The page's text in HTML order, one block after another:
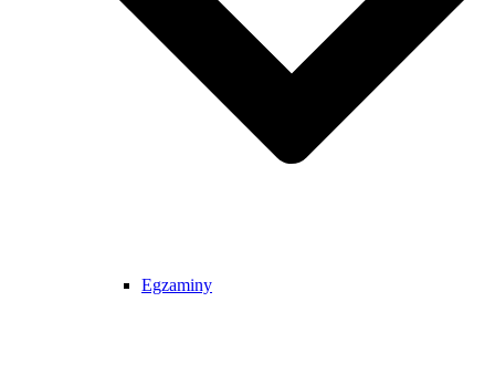
Egzaminy